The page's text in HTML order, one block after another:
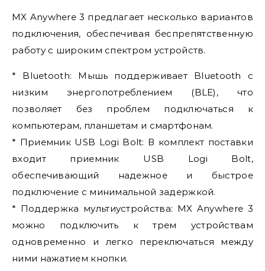
MX Anywhere 3 предлагает несколько вариантов
подключения, обеспечивая беспрепятственную
работу с широким спектром устройств.
* Bluetooth: Мышь поддерживает Bluetooth с
низким энергопотреблением (BLE), что
позволяет без проблем подключаться к
компьютерам, планшетам и смартфонам.
* Приемник USB Logi Bolt: В комплект поставки
входит приемник USB Logi Bolt,
обеспечивающий надежное и быстрое
подключение с минимальной задержкой.
* Поддержка мультиустройства: MX Anywhere 3
можно подключить к трем устройствам
одновременно и легко переключаться между
ними нажатием кнопки.